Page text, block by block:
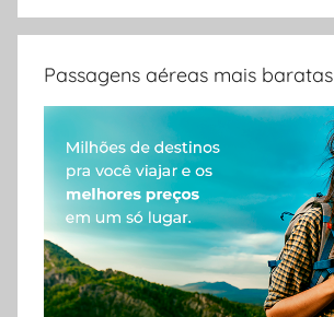
Passagens aéreas mais baratas